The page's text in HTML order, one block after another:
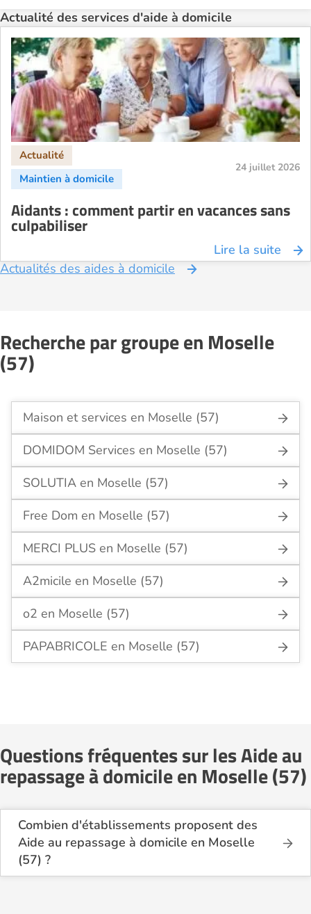
Actualité des services d'aide à domicile
24 juillet 2026
Aidants : comment partir en vacances sans
culpabiliser
Lire la suite
Actualités des aides à domicile
Recherche par groupe en Moselle
(57)
Maison et services en Moselle (57)
DOMIDOM Services en Moselle (57)
SOLUTIA en Moselle (57)
Free Dom en Moselle (57)
MERCI PLUS en Moselle (57)
A2micile en Moselle (57)
o2 en Moselle (57)
PAPABRICOLE en Moselle (57)
Questions fréquentes sur les Aide au
repassage à domicile en Moselle (57)
Combien d'établissements proposent des
Aide au repassage à domicile en Moselle
(57) ?
Sur le site Logement-seniors.com, on recense